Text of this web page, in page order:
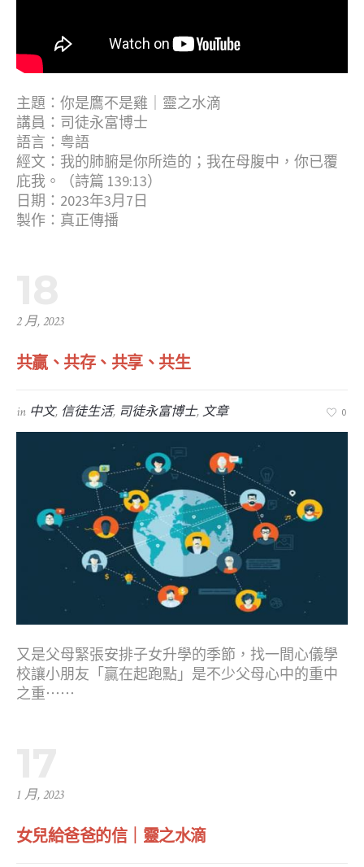
主題：你是鷹不是雞｜靈之水滴
講員：司徒永富博士
語言：粤語
經文：我的肺腑是你所造的；我在母腹中，你已覆
庇我。（詩篇 139:13）
日期：2023年3月7日
製作：真正傳播
2 月, 2023
共贏、共存、共享、共生
in 中文, 信徒生活, 司徒永富博士,文章 0
又是父母緊張安排子女升學的季節，找一間心儀學
校讓小朋友「贏在起跑點」是不少父母心中的重中
之重⋯⋯
1 月, 2023
女兒給爸爸的信｜靈之水滴